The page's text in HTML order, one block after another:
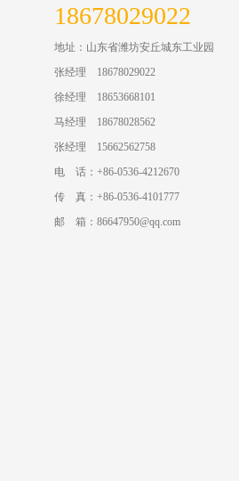
18678029022
地址：山东省潍坊安丘城东工业园
张经理 18678029022
徐经理 18653668101
马经理 18678028562
张经理 15662562758
电 话：+86-0536-4212670
传 真：+86-0536-4101777
邮 箱：86647950@qq.com